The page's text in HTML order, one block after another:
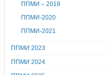
ППМИ – 2019
ППМИ-2020
ППМИ-2021
ППМИ 2023
ППМИ 2024